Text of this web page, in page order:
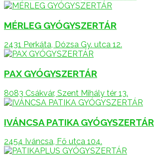
MÉRLEG GYÓGYSZERTÁR
2431 Perkáta, Dózsa Gy. utca 12.
PAX GYÓGYSZERTÁR
8083 Csákvár, Szent Mihály tér 13.
IVÁNCSA PATIKA GYÓGYSZERTÁR
2454 Iváncsa, Fő utca 104.